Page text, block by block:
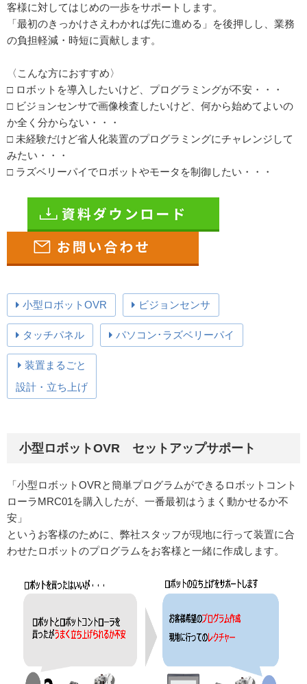
客様に対してはじめの一歩をサポートします。
「最初のきっかけさえわかれば先に進める」を後押しし、業務
の負担軽減・時短に貢献します。
〈こんな方におすすめ〉
□ ロボットを導入したいけど、プログラミングが不安・・・
□ ビジョンセンサで画像検査したいけど、何から始めてよいの
か全く分からない・・・
□ 未経験だけど省人化装置のプログラミングにチャレンジして
みたい・・・
□ ラズベリーパイでロボットやモータを制御したい・・・
小型ロボットOVR ビジョンセンサ
タッチパネル パソコン･ラズベリーパイ
装置まるごと
設計・立ち上げ
小型ロボットOVR セットアップサポート
「小型ロボットOVRと簡単プログラムができるロボットコント
ローラMRC01を購入したが、一番最初はうまく動かせるか不
安」
というお客様のために、弊社スタッフが現地に行って装置に合
わせたロボットのプログラムをお客様と一緒に作成します。